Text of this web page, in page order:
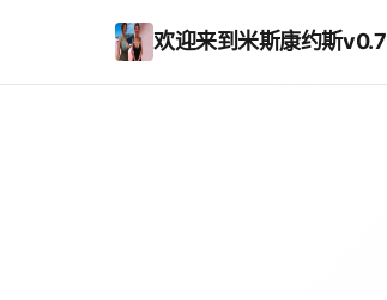
欢迎来到米斯康约斯v0.7